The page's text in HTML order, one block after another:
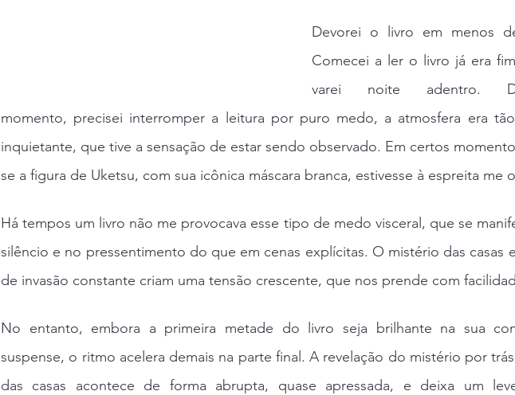
Devorei o livro em menos
Comecei a ler o livro já era
varei noite adentro.
momento, precisei interromper a leitura por puro medo, a atmosfera era
inquietante, que tive a sensação de estar sendo observado. Em certos
se a figura de Uketsu, com sua icônica máscara branca, estivesse à espreita me
Há tempos um livro não me provocava esse tipo de medo visceral, que se
silêncio e no pressentimento do que em cenas explícitas. O mistério das casas
de invasão constante criam uma tensão crescente, que nos prende com
No entanto, embora a primeira metade do livro seja brilhante na sua
suspense, o ritmo acelera demais na parte final. A revelação do mistério por
das casas acontece de forma abrupta, quase apressada, e deixa um